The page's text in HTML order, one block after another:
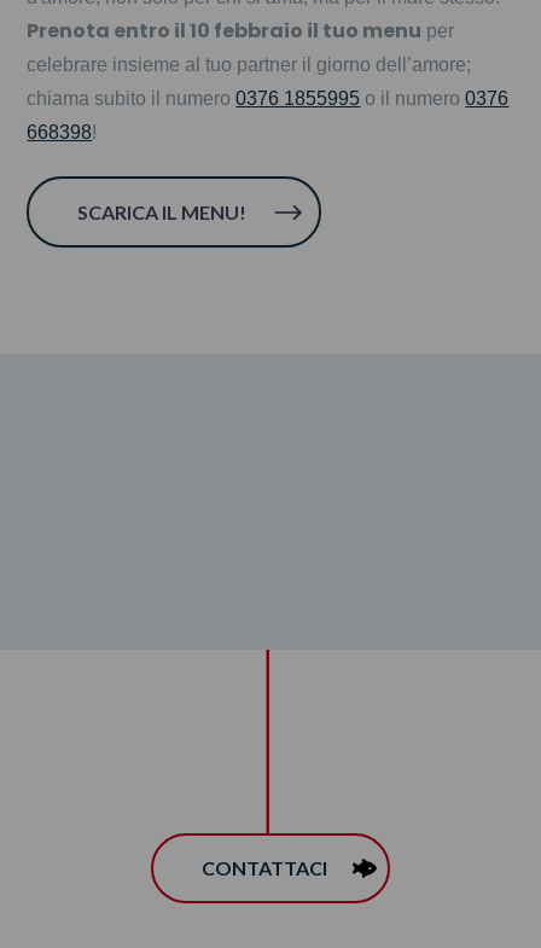
Prenota entro il 10 febbraio il tuo menu per
celebrare insieme al tuo partner il giorno dell’amore;
chiama subito il numero0376 1855995 o il numero0376
668398!
SCARICA IL MENU!
CONTATTACI